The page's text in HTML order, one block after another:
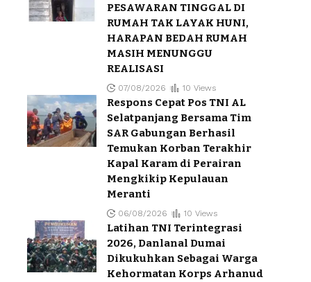
PESAWARAN TINGGAL DI
RUMAH TAK LAYAK HUNI,
HARAPAN BEDAH RUMAH
MASIH MENUNGGU
REALISASI
07/08/2026 10 Views
Respons Cepat Pos TNI AL
Selatpanjang Bersama Tim
SAR Gabungan Berhasil
Temukan Korban Terakhir
Kapal Karam di Perairan
Mengkikip Kepulauan
Meranti
06/08/2026 10 Views
Latihan TNI Terintegrasi
2026, Danlanal Dumai
Dikukuhkan Sebagai Warga
Kehormatan Korps Arhanud